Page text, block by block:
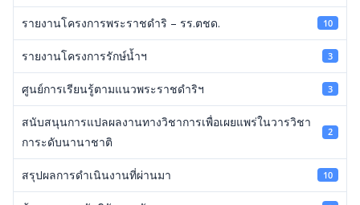
รายงานโครงการพระราชดำริ – รร.ตชด. 10
รายงานโครงการรักษ์น้ำฯ 3
ศูนย์การเรียนรู้ตามแนวพระราชดำริฯ 3
สนับสนุนการแปลผลงานทางวิชาการเพื่อเผยแพร่ในวารวิชา
การะดับนานาชาติ
2
สรุปผลการดำเนินงานที่ผ่านมา 10